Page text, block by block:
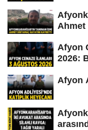
Ahmet
Afyon
2026:
Afyon